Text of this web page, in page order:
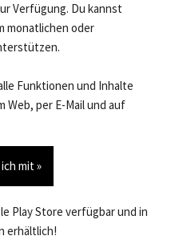
Verfügung. Du kannst
monatlichen oder
Funktionen und Inhalte
Web, per E-Mail und auf
mit »
Play Store verfügbar und in
erhältlich!